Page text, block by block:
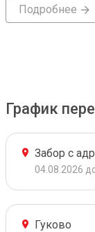
Подробнее
График
Забор с
04.08.2026
Гуково